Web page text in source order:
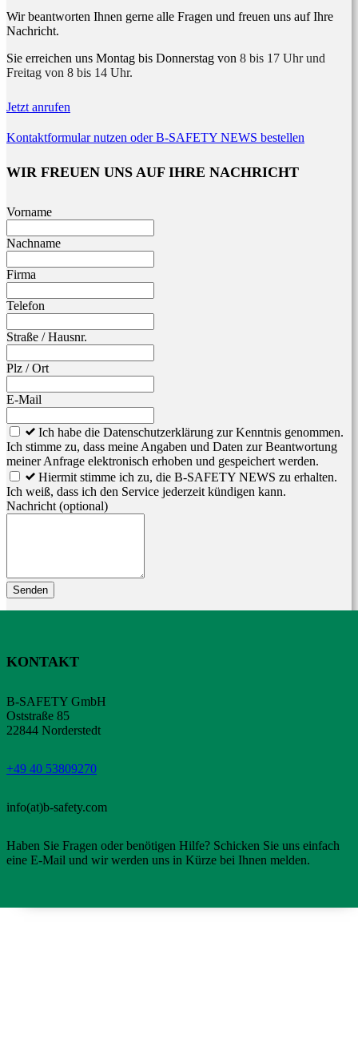
Wir beantworten Ihnen gerne alle Fragen und freuen uns auf Ihre
Nachricht.
Sie erreichen uns Montag bis Donnerstag von 8 bis 17 Uhr und
Freitag von 8 bis 14 Uhr.
Jetzt anrufen
Kontaktformular nutzen oder B-SAFETY NEWS bestellen
WIR FREUEN UNS AUF IHRE NACHRICHT
Leave
field
blank
Vorname
Nachname
Firma
Telefon
Straße / Hausnr.
Plz / Ort
E-Mail
Ich habe die Datenschutzerklärung zur Kenntnis genommen.
Ich stimme zu, dass meine Angaben und Daten zur Beantwortung
meiner Anfrage elektronisch erhoben und gespeichert werden.
Hiermit stimme ich zu, die B-SAFETY NEWS zu erhalten.
Ich weiß, dass ich den Service jederzeit kündigen kann.
Nachricht (optional)
Senden
KONTAKT
B-SAFETY GmbH
Oststraße 85
22844 Norderstedt
+49 40 53809270
info(at)b-safety.com
Haben Sie Fragen oder benötigen Hilfe? Schicken Sie uns einfach
eine E-Mail und wir werden uns in Kürze bei Ihnen melden.